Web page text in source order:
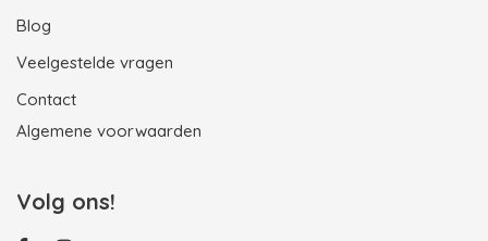
Blog
Veelgestelde vragen
Contact
Algemene voorwaarden
Volg ons!